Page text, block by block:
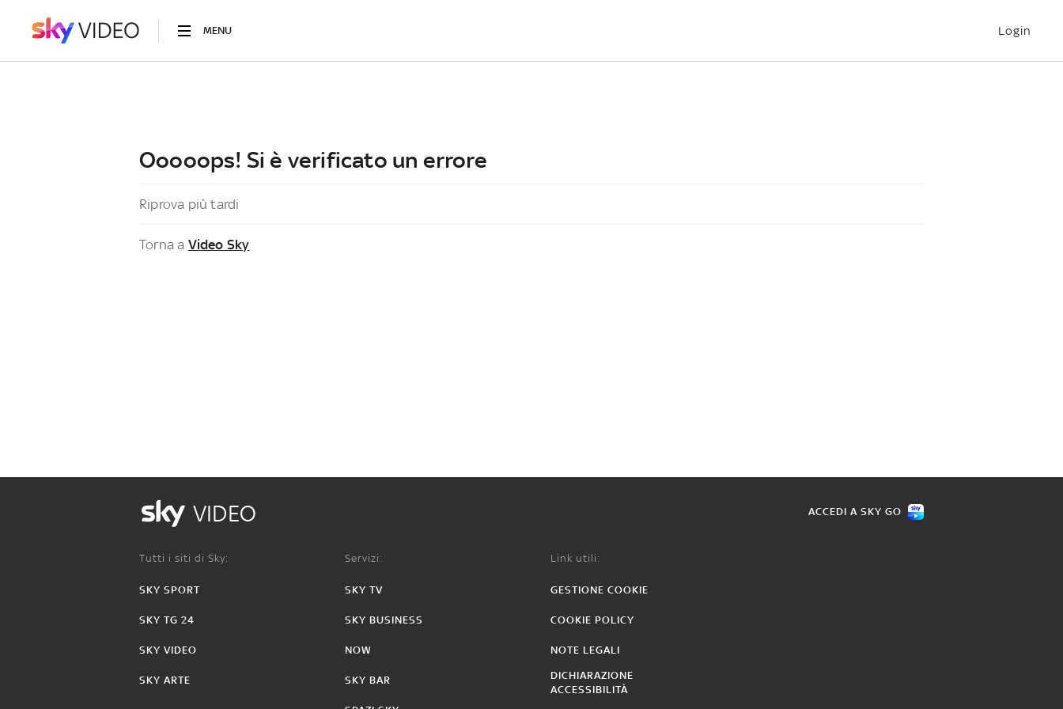
MENU Login
Ooooops! Si è verificato un errore
Riprova più tardi
Torna a Video Sky
VIDEO ACCEDI A SKY GO
Tutti i siti di Sky:
SKY SPORT
SKY TG 24
SKY VIDEO
SKY ARTE
Servizi:
SKY TV
SKY BUSINESS
NOW
SKY BAR
Link utili:
GESTIONE COOKIE
COOKIE POLICY
NOTE LEGALI
DICHIARAZIONE
ACCESSIBILITÀ